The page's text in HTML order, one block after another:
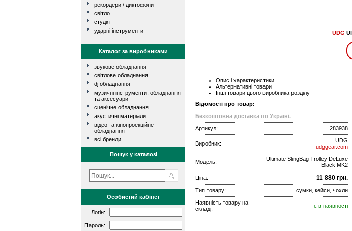
рекордери / диктофони
світло
студія
ударні інструменти
Каталог за виробниками
звукове обладнання
світлове обладнання
dj обладнання
музичні інструменти, обладнання
та аксесуари
сценічне обладнання
акустичні матеріали
відео та кінопроекційне
обладнання
всі бренди
Пошук у каталозі
Особистий кабінет
Логін:
Пароль:
UDG
Опис і характеристики
Альтернативні товари
Інші товари цього виробника розділу
Відомості про товар:
Безкоштовна доставка по Україні.
Артикул:
283938
Виробник:
UDG
udggear.com
Модель:
Ultimate SlingBag Trolley DeLuxe
Black MK2
Ціна: 11 880 грн.
Тип товару:
сумки, кейси, чохли
Наявність товару на
складі:
є в наявності